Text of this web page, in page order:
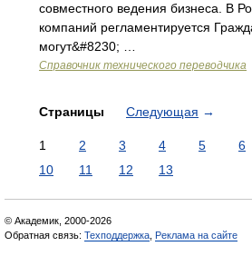
совместного ведения бизнеса. В
компаний регламентируется
могут&#8230; …
Справочник технического переводчика
Страницы Следующая →
1 2 3 4 5 6
10
11 12 13
© Академик, 2000-2026
Обратная связь: Техподдержка Реклама на сайте